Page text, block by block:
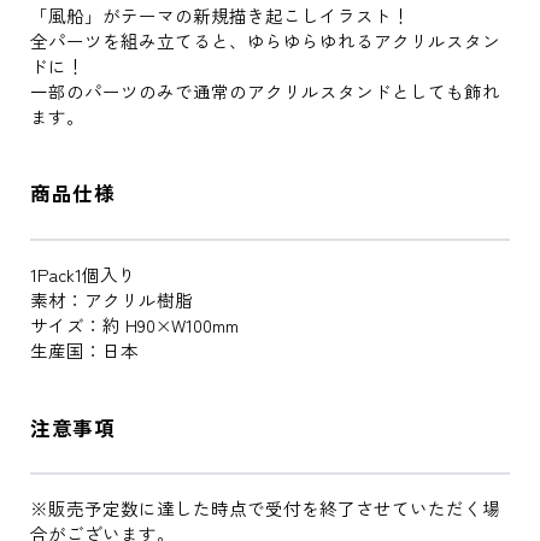
「風船」がテーマの新規描き起こしイラスト！
全パーツを組み立てると、ゆらゆらゆれるアクリルスタン
ドに！
一部のパーツのみで通常のアクリルスタンドとしても飾れ
ます。
商品仕様
1Pack1個入り
素材：アクリル樹脂
サイズ：約 H90×W100mm
生産国：日本
注意事項
※販売予定数に達した時点で受付を終了させていただく場
合がございます。